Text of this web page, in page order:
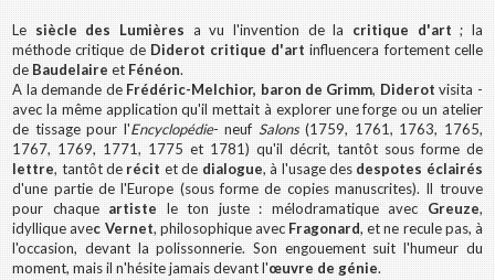
Le siècle des Lumières a vu l'invention de la critique d'art ; la
méthode critique deDiderot critique d'artinfluencera fortement celle
de Baudelaire et Fénéon.
A la demande deFrédéric-Melchior, baron de Grimm, Diderot visita -
avec la même application qu'il mettait à explorer une forge ou un atelier
de tissage pour l'Encyclopédie- neuf Salons(1759, 1761, 1763, 1765,
1767, 1769, 1771, 1775 et 1781) qu'il décrit, tantôt sous forme de
lettre, tantôt de récit et de dialogue, à l'usage des despotes éclairés
d'une partie de l'Europe (sous forme de copies manuscrites). Il trouve
pour chaque artiste le ton juste : mélodramatique avec Greuze,
idyllique avec Vernet, philosophique avecFragonard, et ne recule pas, à
l'occasion, devant la polissonnerie. Son engouement suit l'humeur du
moment, mais il n'hésite jamais devant l'œuvre de génie.